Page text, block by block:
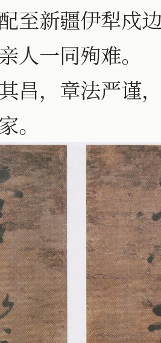
至新疆伊犁戍
人一同殉难。
，章法严谨，
。